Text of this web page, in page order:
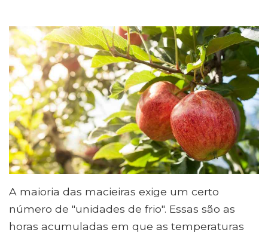
A maioria das macieiras exige um certo
número de "unidades de frio". Essas são as
horas acumuladas em que as temperaturas